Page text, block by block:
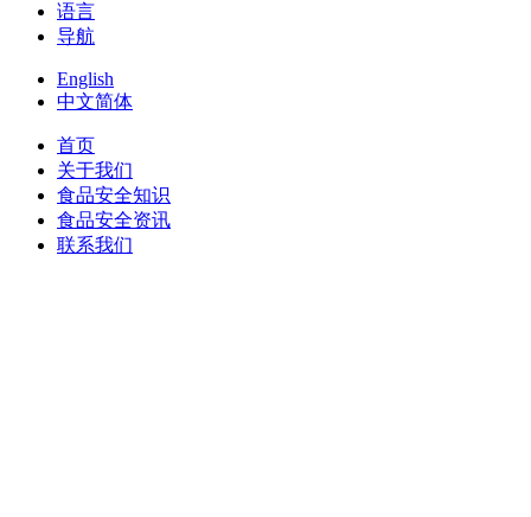
语言
导航
English
中文简体
首页
关于我们
食品安全知识
食品安全资讯
联系我们